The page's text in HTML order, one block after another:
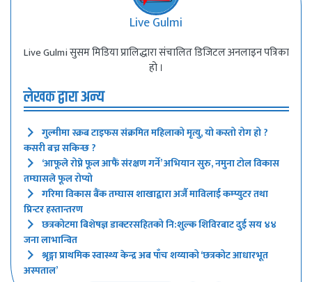
Live Gulmi
Live Gulmi सुसम मिडिया प्रालिद्धारा संचालित डिजिटल अनलाइन पत्रिका
हो ।
लेखक द्वारा अन्य
गुल्मीमा स्क्रब टाइफस संक्रमित महिलाको मृत्यु, यो कस्तो रोग हो ?
कसरी बच्न सकिन्छ ?
‘आफूले रोप्ने फूल आफैं संरक्षण गर्ने’ अभियान सुरु, नमुना टोल विकास
तम्घासले फूल रोप्यो
गरिमा विकास बैंक तम्घास शाखाद्वारा अर्जै माविलाई कम्प्युटर तथा
प्रिन्टर हस्तान्तरण
छत्रकोटमा बिशेषज्ञ डाक्टरसहितको नि:शुल्क शिविरबाट दुई सय ४४
जना लाभान्वित
श्रृङ्गा प्राथमिक स्वास्थ्य केन्द्र अब पाँच शय्याको ‘छत्रकोट आधारभूत
अस्पताल’